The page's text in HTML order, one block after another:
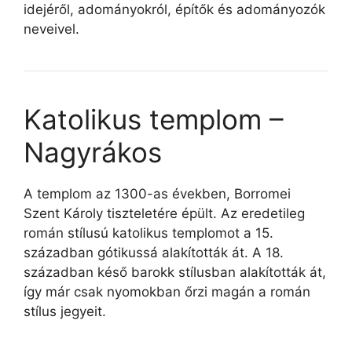
idejéről, adományokról, építők és adományozók
neveivel.
Katolikus templom –
Nagyrákos
A templom az 1300-as években, Borromei
Szent Károly tiszteletére épült. Az eredetileg
román stílusú katolikus templomot a 15.
században gótikussá alakították át. A 18.
században késő barokk stílusban alakították át,
így már csak nyomokban őrzi magán a román
stílus jegyeit.